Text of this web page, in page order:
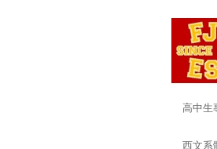
高中生
西文系